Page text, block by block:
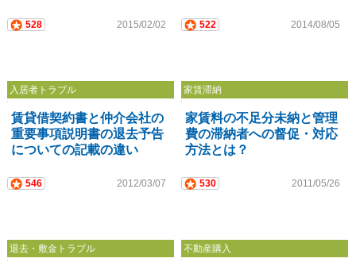
528 2015/02/02 522 2014/08/05
入居者トラブル
賃貸借契約書と仲介会社の
重要事項説明書の退去予告
についての記載の違い
546 2012/03/07
家賃滞納
家賃料の不足分未納と管理
費の滞納者への督促・対応
方法とは？
530 2011/05/26
退去・敷金トラブル 不動産購入